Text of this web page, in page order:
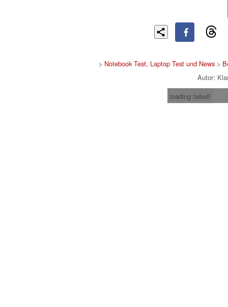
> Notebook Test, Laptop Test und News >
Autor:
loading failed!